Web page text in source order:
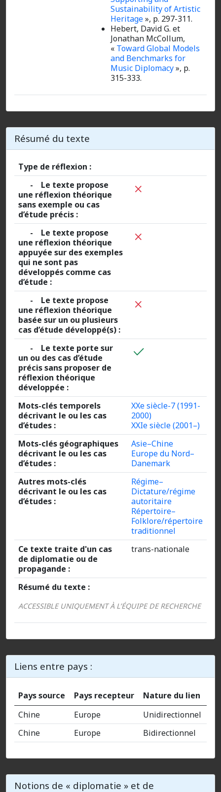
Sustainability of Artistic
Heritage», p. 297-311.
Hebert, David G. et
Jonathan McCollum,
« Toward Global Models
and Benchmarks for
Music Diplomacy», p.
315-333.
Résumé du texte
Type de réflexion :
- Le texte propose
une réflexion théorique
sans exemple ou cas
d’étude précis :
- Le texte propose
une réflexion théorique
appuyée sur des exemples
qui ne sont pas
développés comme cas
d’étude :
- Le texte propose
une réflexion théorique
basée sur un ou plusieurs
cas d’étude développé(s) :
- Le texte porte sur
un ou des cas d’étude
précis sans proposer de
réflexion théorique
développée :
Mots-clés temporels
décrivant le ou les cas
d’études :
XXe siècle-7 (1991-
2000)
XXIe siècle (2001–)
Mots-clés géographiques
décrivant le ou les cas
d’études :
Asie–Chine
Europe du Nord–
Danemark
Autres mots-clés
décrivant le ou les cas
d’études :
Régime–
Dictature/régime
autoritaire
Répertoire–
Folklore/répertoire
traditionnel
Ce texte traite d'un cas
de diplomatie ou de
propagande :
trans-nationale
Résumé du texte :
ACCESSIBLE UNIQUEMENT À L’ÉQUIPE DE RECHERCHE
Liens entre pays :
Pays source Pays recepteur
Nature du lien
Chine
Europe
Unidirectionnel
Chine
Europe Bidirectionnel
Notions de « diplomatie » et de